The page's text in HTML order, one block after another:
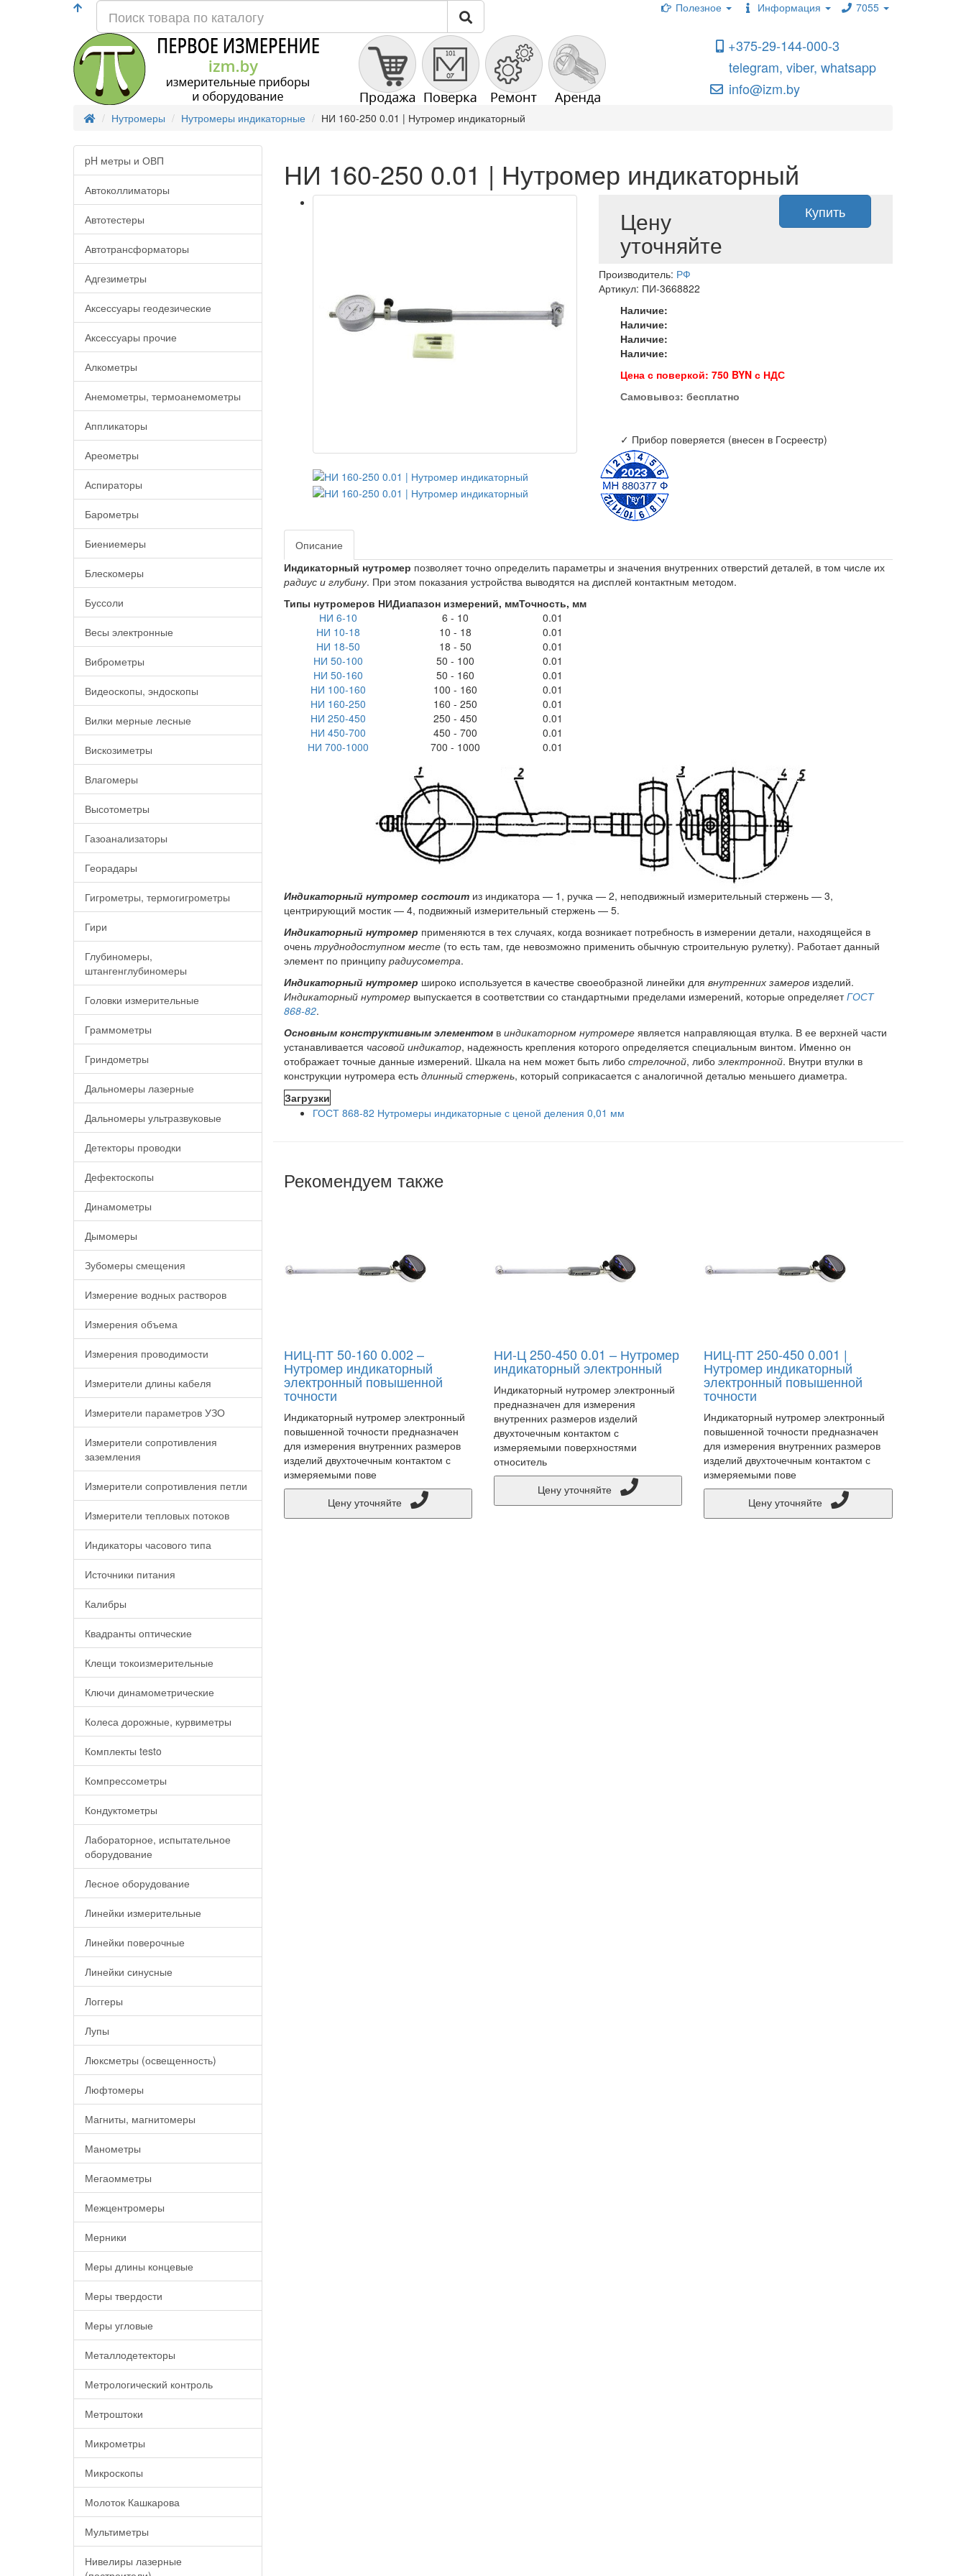
Полезное Информация 7055
+375-29-144-000-3
telegram, viber, whatsapp
info@izm.by
Нутромеры Нутромеры индикаторные НИ 160-250 0.01 | Нутромер индикаторный
pH метры и ОВП
Автоколлиматоры
Автотестеры
Автотрансформаторы
Адгезиметры
Аксессуары геодезические
Аксессуары прочие
Алкометры
Анемометры, термоанемометры
Аппликаторы
Ареометры
Аспираторы
Барометры
Биениемеры
Блескомеры
Буссоли
Весы электронные
Виброметры
Видеоскопы, эндоскопы
Вилки мерные лесные
Вискозиметры
Влагомеры
Высотометры
Газоанализаторы
Георадары
Гигрометры, термогигрометры
Гири
Глубиномеры,
штангенглубиномеры
Головки измерительные
Граммометры
Гриндометры
Дальномеры лазерные
Дальномеры ультразвуковые
Детекторы проводки
Дефектоскопы
Динамометры
Дымомеры
Зубомеры смещения
Измерение водных растворов
Измерения объема
Измерения проводимости
Измерители длины кабеля
Измерители параметров УЗО
Измерители сопротивления
заземления
Измерители сопротивления петли
Измерители тепловых потоков
Индикаторы часового типа
Источники питания
Калибры
Квадранты оптические
Клещи токоизмерительные
Ключи динамометрические
Колеса дорожные, курвиметры
Комплекты testo
Компрессометры
Кондуктометры
Лабораторное, испытательное
оборудование
Лесное оборудование
Линейки измерительные
Линейки поверочные
Линейки синусные
Логгеры
Лупы
Люксметры (освещенность)
Люфтомеры
Магниты, магнитомеры
Манометры
Мегаомметры
Межцентромеры
Мерники
Меры длины концевые
Меры твердости
Меры угловые
Металлодетекторы
Метрологический контроль
Метроштоки
Микрометры
Микроскопы
Молоток Кашкарова
Мультиметры
Нивелиры лазерные
НИ 160-250 0.01 | Нутромер индикаторный
Цену
уточняйте
Купить
Производитель: РФ
Артикул: ПИ-3668822
Наличие:
Наличие:
Наличие:
Наличие:
Цена с поверкой: 750 BYN с НДС
Самовывоз:бесплатно
✓ Прибор поверяется (внесен в Госреестр)
Описание
Индикаторный нутромер позволяет точно определить параметры и значения внутренних отверстий деталей, в том числе их
радиус и глубину. При этом показания устройства выводятся на дисплей контактным методом.
Типы нутромеров НИДиапазон измерений, ммТочность, мм
НИ 6-10
6 - 10
0.01
НИ 10-18
10 - 18
0.01
НИ 18-50
18 - 50
0.01
НИ 50-100
50 - 100
0.01
НИ 50-160
50 - 160
0.01
НИ 100-160
100 - 160
0.01
НИ 160-250
160 - 250
0.01
НИ 250-450
250 - 450
0.01
НИ 450-700
450 - 700
0.01
НИ 700-1000
700 - 1000 0.01
Индикаторный нутромер состоитиз индикатора — 1, ручка — 2, неподвижный измерительный стержень — 3,
центрирующий мостик — 4, подвижный измерительный стержень — 5.
Индикаторный нутромер применяются в тех случаях, когда возникает потребность в измерении детали, находящейся в
очень труднодоступном месте(то есть там, где невозможно применить обычную строительную рулетку). Работает данный
элемент по принципу радиусометра.
Индикаторный нутромер широко используется в качестве своеобразной линейки для внутренних замеровизделий.
Индикаторный нутромервыпускается в соответствии со стандартными пределами измерений, которые определяетГОСТ
868-82.
Основным конструктивным элементомв индикаторном нутромереявляется направляющая втулка. В ее верхней части
устанавливается часовой индикатор, надежность крепления которого определяется специальным винтом. Именно он
отображает точные данные измерений. Шкала на нем может быть либо стрелочной, либо электронной. Внутри втулки в
конструкции нутромера есть длинный стержень, который соприкасается с аналогичной деталью меньшего диаметра.
Загрузки
ГОСТ 868-82 Нутромеры индикаторные с ценой деления 0,01 мм
Рекомендуем также
НИЦ-ПТ 50-160 0.002 –
Нутромер индикаторный
электронный повышенной
точности
Индикаторный нутромер электронный
повышенной точности предназначен
для измерения внутренних размеров
изделий двухточечным контактом с
измеряемыми пове
НИ-Ц 250-450 0.01 – Нутромер
индикаторный электронный
Индикаторный нутромер электронный
предназначен для измерения
внутренних размеров изделий
двухточечным контактом с
измеряемыми поверхностями
относитель
Цену уточняйте
НИЦ-ПТ 250-450 0.001 |
Нутромер индикаторный
электронный повышенной
точности
Индикаторный нутромер электронный
повышенной точности предназначен
для измерения внутренних размеров
изделий двухточечным контактом с
измеряемыми пове